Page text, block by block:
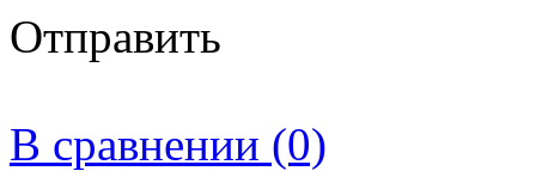
Отправить
В сравнении (0)